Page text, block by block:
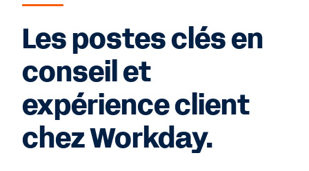
Les postes clés en
conseil et
expérience client
chez Workday.